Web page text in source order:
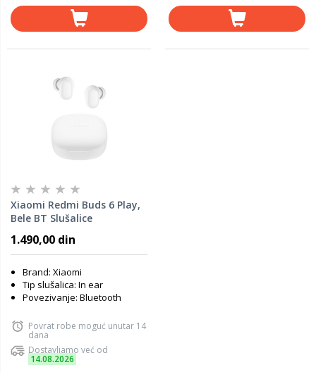
Xiaomi Redmi Buds 6 Play,
Bele BT Slušalice
1.490,00 din
Brand: Xiaomi
Tip slušalica: In ear
Povezivanje: Bluetooth
Povrat robe moguć unutar 14
dana
Dostavljamo već od
14.08.2026